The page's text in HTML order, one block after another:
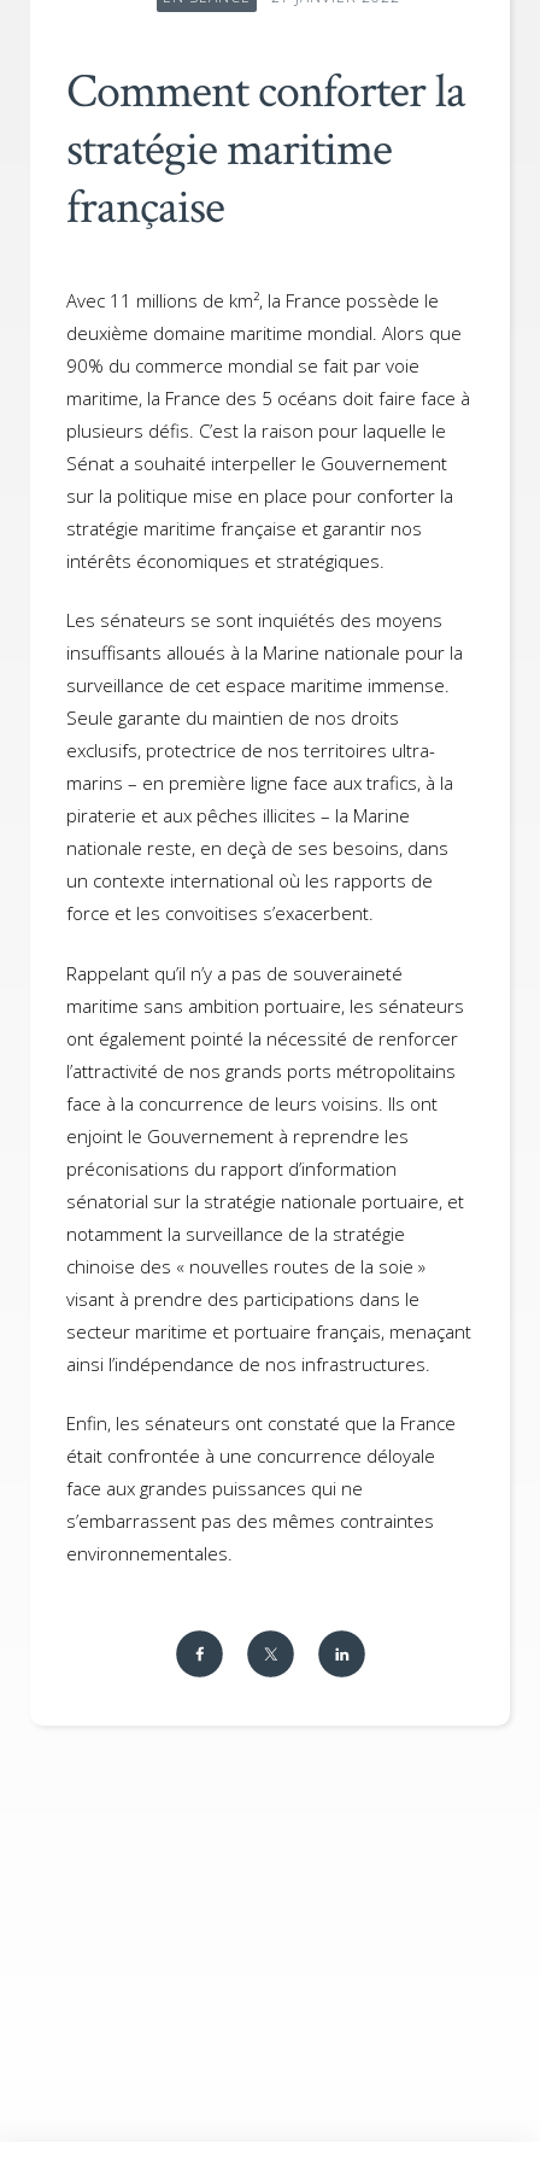
Comment conforter la
stratégie maritime
française
Avec 11 millions de km², la France possède le
deuxième domaine maritime mondial. Alors que
90% du commerce mondial se fait par voie
maritime, la France des 5 océans doit faire face à
plusieurs défis. C’est la raison pour laquelle le
Sénat a souhaité interpeller le Gouvernement
sur la politique mise en place pour conforter la
stratégie maritime française et garantir nos
intérêts économiques et stratégiques.
Les sénateurs se sont inquiétés des moyens
insuffisants alloués à la Marine nationale pour la
surveillance de cet espace maritime immense.
Seule garante du maintien de nos droits
exclusifs, protectrice de nos territoires ultra-
marins – en première ligne face aux trafics, à la
piraterie et aux pêches illicites – la Marine
nationale reste, en deçà de ses besoins, dans
un contexte international où les rapports de
force et les convoitises s’exacerbent.
Rappelant qu’il n’y a pas de souveraineté
maritime sans ambition portuaire, les sénateurs
ont également pointé la nécessité de renforcer
l’attractivité de nos grands ports métropolitains
face à la concurrence de leurs voisins. Ils ont
enjoint le Gouvernement à reprendre les
préconisations du rapport d’information
sénatorial sur la stratégie nationale portuaire, et
notamment la surveillance de la stratégie
chinoise des « nouvelles routes de la soie »
visant à prendre des participations dans le
secteur maritime et portuaire français, menaçant
ainsi l’indépendance de nos infrastructures.
Enfin, les sénateurs ont constaté que la France
était confrontée à une concurrence déloyale
face aux grandes puissances qui ne
s’embarrassent pas des mêmes contraintes
environnementales.